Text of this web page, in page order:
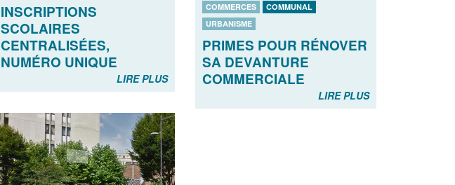
INSCRIPTIONS
SCOLAIRES
CENTRALISÉES,
NUMÉRO UNIQUE
LIRE PLUS
COMMERCES
COMMUNAL
URBANISME
PRIMES POUR RÉNOVER
SA DEVANTURE
COMMERCIALE
LIRE PLUS